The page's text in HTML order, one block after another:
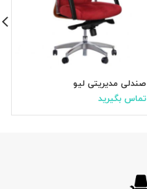
صندلی مدیریتی لیو
تماس بگیرید